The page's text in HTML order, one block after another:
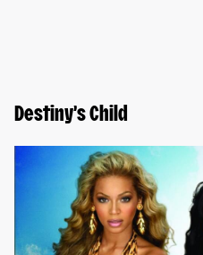
Destiny’s Child